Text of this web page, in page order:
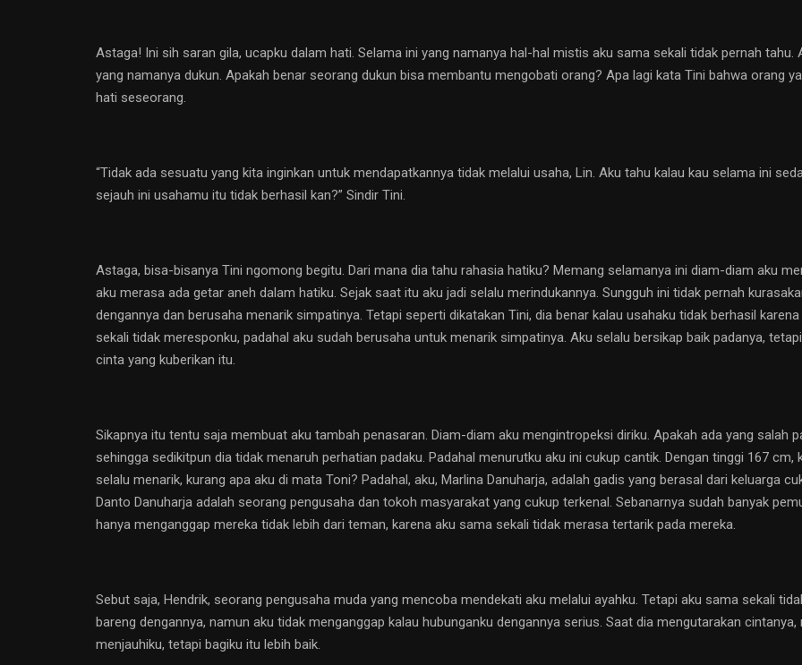
Astaga! Ini sih saran gila, ucapku dalam hati. Selama ini yang namanya hal-hal mistis aku sama sekali tidak pernah
yang namanya dukun. Apakah benar seorang dukun bisa membantu mengobati orang? Apa lagi kata Tini bahwa orang
hati seseorang.
“Tidak ada sesuatu yang kita inginkan untuk mendapatkannya tidak melalui usaha, Lin. Aku tahu kalau kau selama ini
sejauh ini usahamu itu tidak berhasil kan?” Sindir Tini.
Astaga, bisa-bisanya Tini ngomong begitu. Dari mana dia tahu rahasia hatiku? Memang selamanya ini diam-diam aku
aku merasa ada getar aneh dalam hatiku. Sejak saat itu aku jadi selalu merindukannya. Sungguh ini tidak pernah
dengannya dan berusaha menarik simpatinya. Tetapi seperti dikatakan Tini, dia benar kalau usahaku tidak berhasil
sekali tidak meresponku, padahal aku sudah berusaha untuk menarik simpatinya. Aku selalu bersikap baik padanya,
cinta yang kuberikan itu.
Sikapnya itu tentu saja membuat aku tambah penasaran. Diam-diam aku mengintropeksi diriku. Apakah ada yang salah
sehingga sedikitpun dia tidak menaruh perhatian padaku. Padahal menurutku aku ini cukup cantik. Dengan tinggi 167
selalu menarik, kurang apa aku di mata Toni? Padahal, aku, Marlina Danuharja, adalah gadis yang berasal dari keluarga
Danto Danuharja adalah seorang pengusaha dan tokoh masyarakat yang cukup terkenal. Sebanarnya sudah banyak
hanya menganggap mereka tidak lebih dari teman, karena aku sama sekali tidak merasa tertarik pada mereka.
Sebut saja, Hendrik, seorang pengusaha muda yang mencoba mendekati aku melalui ayahku. Tetapi aku sama sekali
bareng dengannya, namun aku tidak menganggap kalau hubunganku dengannya serius. Saat dia mengutarakan
menjauhiku, tetapi bagiku itu lebih baik.